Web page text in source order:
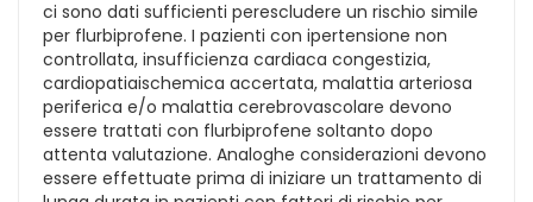
ci sono dati sufficienti perescludere un rischio simile
per flurbiprofene. I pazienti con ipertensione non
controllata, insufficienza cardiaca congestizia,
cardiopatiaischemica accertata, malattia arteriosa
periferica e/o malattia cerebrovascolare devono
essere trattati con flurbiprofene soltanto dopo
attenta valutazione. Analoghe considerazioni devono
essere effettuate prima di iniziare un trattamento di